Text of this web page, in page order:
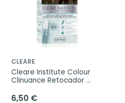
CLEARE
Cleare Institute Colour
Clinuance Retocador
Raices y Cejas Tono
6,50 €